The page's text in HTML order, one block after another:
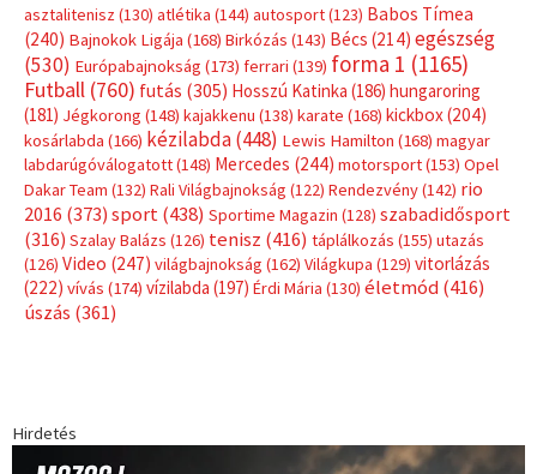
asztalitenisz (130) atlétika (144) autosport(123) Babos Tímea
(240) Bajnokok Ligája (168) Birkózás (143) Bécs (214) egészség
(530) Európabajnokság (173) ferrari (139) forma 1 (1165)
Futball (760) futás (305) Hosszú Katinka (186) hungaroring
(181) Jégkorong (148) kajakkenu (138) karate (168) kickbox(204)
kosárlabda (166) kézilabda(448) Lewis Hamilton (168) magyar
labdarúgóválogatott(148) Mercedes (244) motorsport(153) Opel
Dakar Team (132) Rali Világbajnokság (122) Rendezvény(142) rio
2016 (373) sport(438) Sportime Magazin (128) szabadidősport
(316) Szalay Balázs (126) tenisz (416) táplálkozás (155) utazás
(126) Video (247) világbajnokság (162) Világkupa (129) vitorlázás
(222) vívás (174) vízilabda (197) Érdi Mária (130) életmód(416)
úszás (361)
Hirdetés